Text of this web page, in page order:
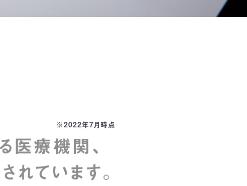
※2022年7月時点
医療機関、
れています。